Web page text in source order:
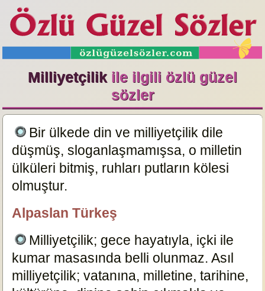
Milliyetçilikile ilgili özlü güzel
sözler
Bir ülkede din ve milliyetçilik dile
düşmüş, sloganlaşmamışsa, o milletin
ülküleri bitmiş, ruhları putların kölesi
olmuştur.
Alpaslan Türkeş
Milliyetçilik; gece hayatıyla, içki ile
kumar masasında belli olunmaz. Asıl
milliyetçilik; vatanına, milletine, tarihine,